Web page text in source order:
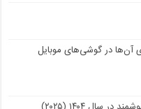
آن‌ها در گوشی‌های موبایل